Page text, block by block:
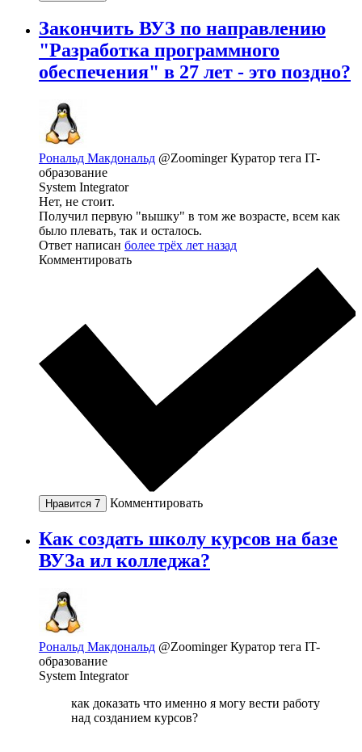
Закончить ВУЗ по направлению
"Разработка программного
обеспечения" в 27 лет - это поздно?
Рональд Макдональд @ZoomingerКуратор тега IT-
образование
System Integrator
Нет, не стоит.
Получил первую "вышку" в том же возрасте, всем как
было плевать, так и осталось.
Ответ написан более трёх лет назад
Комментировать
Нравится 7 Комментировать
Как создать школу курсов на базе
ВУЗа ил колледжа?
Рональд Макдональд @ZoomingerКуратор тега IT-
образование
System Integrator
как доказать что именно я могу вести работу
над созданием курсов?